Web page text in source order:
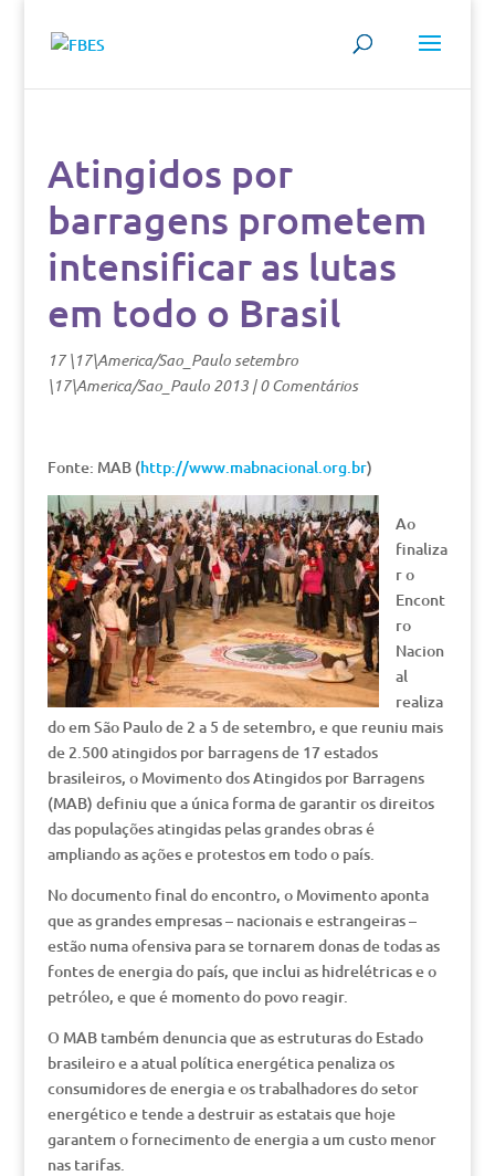
Atingidos por
barragens prometem
intensificar as lutas
em todo o Brasil
17 \17\America/Sao_Paulo setembro
\17\America/Sao_Paulo 2013|0 Comentários
Fonte: MAB (http://www.mabnacional.org.br)
Ao
finaliza
r o
Encont
ro
Nacion
al
realiza
do em São Paulo de 2 a 5 de setembro, e que reuniu mais
de 2.500 atingidos por barragens de 17 estados
brasileiros, o Movimento dos Atingidos por Barragens
(MAB) definiu que a única forma de garantir os direitos
das populações atingidas pelas grandes obras é
ampliando as ações e protestos em todo o país.
No documento final do encontro, o Movimento aponta
que as grandes empresas – nacionais e estrangeiras –
estão numa ofensiva para se tornarem donas de todas as
fontes de energia do país, que inclui as hidrelétricas e o
petróleo, e que é momento do povo reagir.
O MAB também denuncia que as estruturas do Estado
brasileiro e a atual política energética penaliza os
consumidores de energia e os trabalhadores do setor
energético e tende a destruir as estatais que hoje
garantem o fornecimento de energia a um custo menor
nas tarifas.